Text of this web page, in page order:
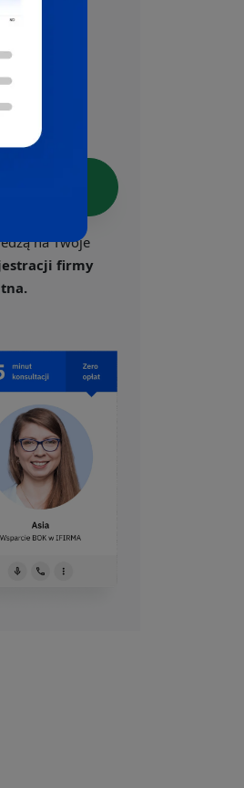
pomocy,
na Twoje
firmy